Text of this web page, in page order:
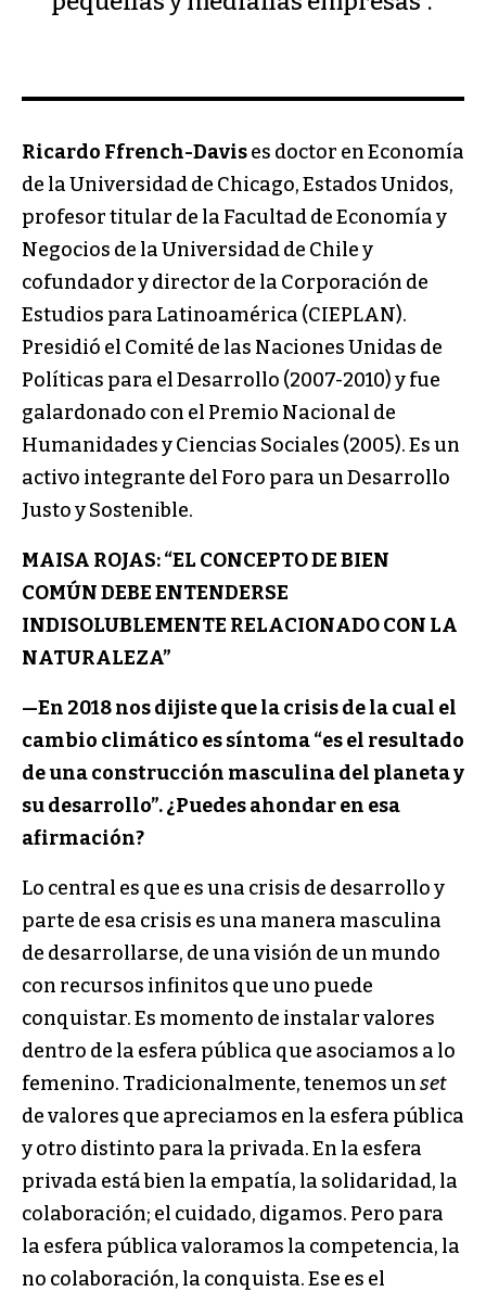
Ricardo Ffrench-Davises doctor en Economía
de la Universidad de Chicago, Estados Unidos,
profesor titular de la Facultad de Economía y
Negocios de la Universidad de Chile y
cofundador y director de la Corporación de
Estudios para Latinoamérica (CIEPLAN).
Presidió el Comité de las Naciones Unidas de
Políticas para el Desarrollo (2007-2010) y fue
galardonado con el Premio Nacional de
Humanidades y Ciencias Sociales (2005). Es un
activo integrante del Foro para un Desarrollo
Justo y Sostenible.
MAISA ROJAS: “EL CONCEPTO DE BIEN
COMÚN DEBE ENTENDERSE
INDISOLUBLEMENTE RELACIONADO CON LA
NATURALEZA”
—En 2018 nos dijiste que la crisis de la cual el
cambio climático es síntoma “es el resultado
de una construcción masculina del planeta y
su desarrollo”. ¿Puedes ahondar en esa
afirmación?
Lo central es que es una crisis de desarrollo y
parte de esa crisis es una manera masculina
de desarrollarse, de una visión de un mundo
con recursos infinitos que uno puede
conquistar. Es momento de instalar valores
dentro de la esfera pública que asociamos a lo
femenino. Tradicionalmente, tenemos unset
de valores que apreciamos en la esfera pública
y otro distinto para la privada. En la esfera
privada está bien la empatía, la solidaridad, la
colaboración; el cuidado, digamos. Pero para
la esfera pública valoramos la competencia, la
no colaboración, la conquista. Ese es el